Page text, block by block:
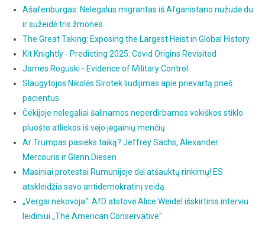
Ašafenburgas: Nelegalus migrantas iš Afganistano nužudė du
ir sužeidė tris žmones
The Great Taking: Exposing the Largest Heist in Global History
Kit Knightly - Predicting 2025: Covid Origins Revisited
James Roguski - Evidence of Military Control
Slaugytojos Nikolės Sirotek liudijimas apie prievartą prieš
pacientus
Čekijoje nelegaliai šalinamos neperdirbamos vokiškos stiklo
pluošto atliekos iš vėjo jėgainių menčių
Ar Trumpas pasieks taiką? Jeffrey Sachs, Alexander
Mercouris ir Glenn Diesen
Masiniai protestai Rumunijoje dėl atšauktų rinkimų! ES
atskleidžia savo antidemokratinį veidą.
„Vergai nekovoja“: AfD atstovė Alice Weidel išskirtinis interviu
leidiniui „The American Conservative"